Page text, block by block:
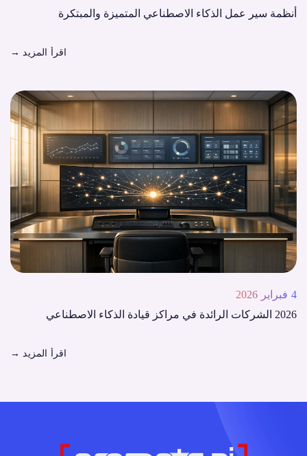
أنظمة سير عمل الذكاء الاصطناعي المتميزة والمبتكرة
اقرأ المزيد →
4 فبراير 2026
2026 الشركات الرائدة في مراكز قيادة الذكاء الاصطناعي
اقرأ المزيد →